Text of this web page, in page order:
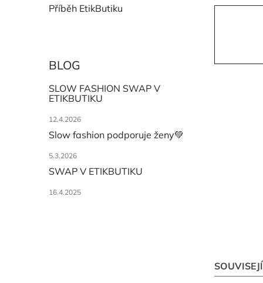
Příběh EtikButiku
BLOG
SLOW FASHION SWAP V
ETIKBUTIKU
12.4.2026
Slow fashion podporuje ženy💚
5.3.2026
SWAP V ETIKBUTIKU
16.4.2025